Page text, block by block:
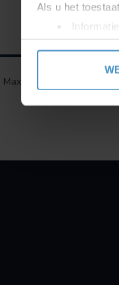
Als u het
Uw
toestemming
verstrekt of die
Max